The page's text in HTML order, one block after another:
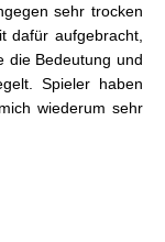
sehr trocken
dafür aufgebracht,
die Bedeutung und
Spieler haben
wiederum sehr